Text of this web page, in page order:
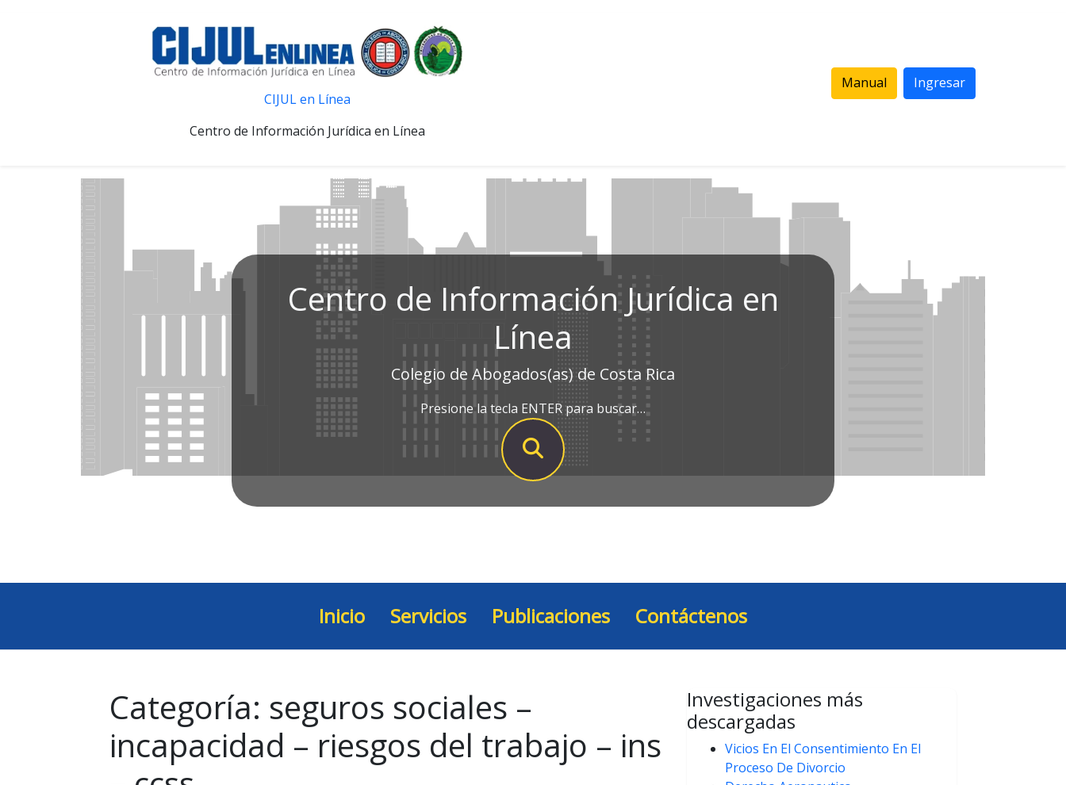
CIJUL en Línea
Centro de Información Jurídica en Línea
Manual Ingresar
Centro de Información Jurídica en
Línea
Colegio de Abogados(as) de Costa Rica
Presione la tecla ENTER para buscar…
Inicio Servicios Publicaciones Contáctenos
Categoría: seguros sociales –
incapacidad – riesgos del trabajo – ins
Investigaciones más
descargadas
Vicios En El Consentimiento En El
Proceso De Divorcio